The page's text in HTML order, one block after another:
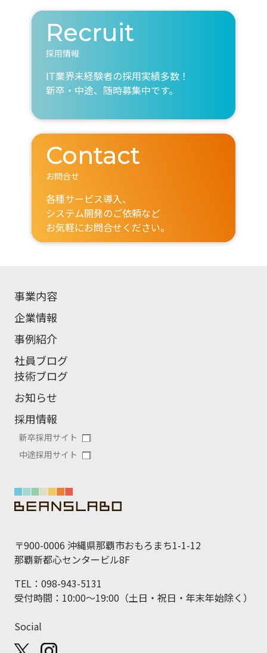
Recruit
採用情報
IT業界未経験者の採用実績多数！
新卒・中途、随時募集中です。
Contact
お問合せ
各種サービス導入、
システム開発のご依頼など
お気軽にお問合せください。
事業内容
企業情報
事例紹介
社員ブログ
技術ブログ
お知らせ
採用情報
新卒採用サイト
中途採用サイト
〒900-0006 沖縄県那覇市おもろまち1-1-12
那覇新都心センタービル8F
TEL：098-943-5131
受付時間：10:00～19:00（土日・祝日・年末年始除く）
Social